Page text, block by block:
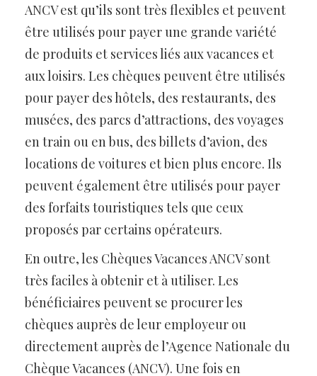
ANCV est qu’ils sont très flexibles et peuvent
être utilisés pour payer une grande variété
de produits et services liés aux vacances et
aux loisirs. Les chèques peuvent être utilisés
pour payer des hôtels, des restaurants, des
musées, des parcs d’attractions, des voyages
en train ou en bus, des billets d’avion, des
locations de voitures et bien plus encore. Ils
peuvent également être utilisés pour payer
des forfaits touristiques tels que ceux
proposés par certains opérateurs.
En outre, les Chèques Vacances ANCV sont
très faciles à obtenir et à utiliser. Les
bénéficiaires peuvent se procurer les
chèques auprès de leur employeur ou
directement auprès de l’Agence Nationale du
Chèque Vacances (ANCV). Une fois en